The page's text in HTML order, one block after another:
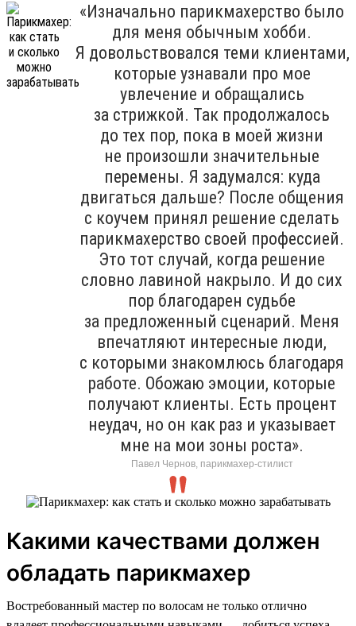
«Изначально парикмахерство было
для меня обычным хобби.
Я довольствовался теми клиентами,
которые узнавали про мое
увлечение и обращались
за стрижкой. Так продолжалось
до тех пор, пока в моей жизни
не произошли значительные
перемены. Я задумался: куда
двигаться дальше? После общения
с коучем принял решение сделать
парикмахерство своей профессией.
Это тот случай, когда решение
словно лавиной накрыло. И до сих
пор благодарен судьбе
за предложенный сценарий. Меня
впечатляют интересные люди,
с которыми знакомлюсь благодаря
работе. Обожаю эмоции, которые
получают клиенты. Есть процент
неудач, но он как раз и указывает
мне на мои зоны роста».
Павел Чернов, парикмахер-стилист
Какими качествами должен
обладать парикмахер
Востребованный мастер по волосам не только отлично